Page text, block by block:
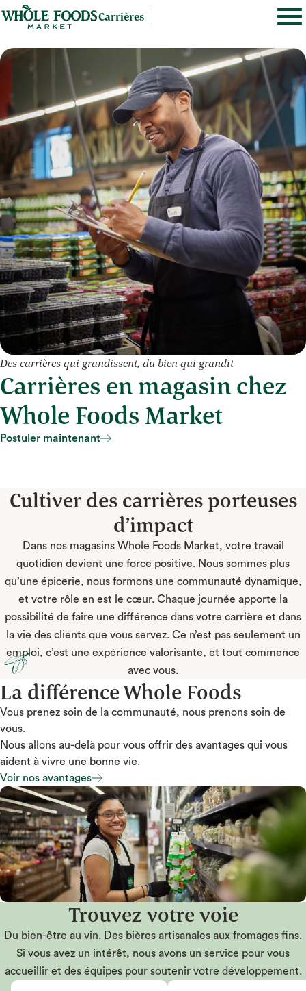
Carrières
Des carrières qui grandissent, du bien qui grandit
Carrières en magasin chez
Whole Foods Market
Postuler maintenant
Cultiver des carrières porteuses
d’impact
Dans nos magasins Whole Foods Market, votre travail
quotidien devient une force positive. Nous sommes plus
qu’une épicerie, nous formons une communauté dynamique,
et votre rôle en est le cœur. Chaque journée apporte la
possibilité de faire une différence dans votre carrière et dans
la vie des clients que vous servez. Ce n’est pas seulement un
emploi, c’est une expérience valorisante, et tout commence
avec vous.
La différence Whole Foods
Vous prenez soin de la communauté, nous prenons soin de
vous.
Nous allons au-delà pour vous offrir des avantages qui vous
aident à vivre une bonne vie.
Voir nos avantages
Voir nos avantages
Trouvez votre voie
Du bien-être au vin. Des bières artisanales aux fromages fins.
Si vous avez un intérêt, nous avons un service pour vous
accueillir et des équipes pour soutenir votre développement.